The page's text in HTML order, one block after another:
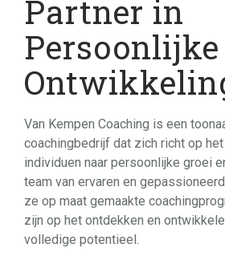
Partner in
Persoonlijke
Van Kempen Coaching is een
coachingbedrijf dat zich richt op
individuen naar persoonlijke groei
team van ervaren en
ze op maat gemaakte
zijn op het ontdekken en
volledige potentieel.